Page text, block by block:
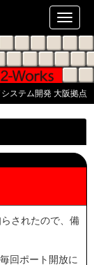
ステム開発 大阪拠点
されたので、備
回ポート開放に